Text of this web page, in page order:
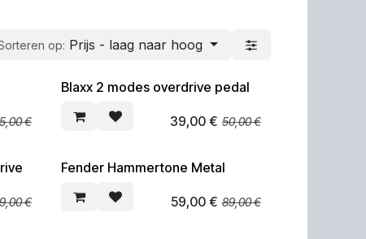
op: Prijs - laag naar hoog
€ SOLDEN
Blaxx 2 modes overdrive pedal
39,00€ 50,00€
€ SOLDEN
Fender Hammertone Metal
59,00€ 89,00€